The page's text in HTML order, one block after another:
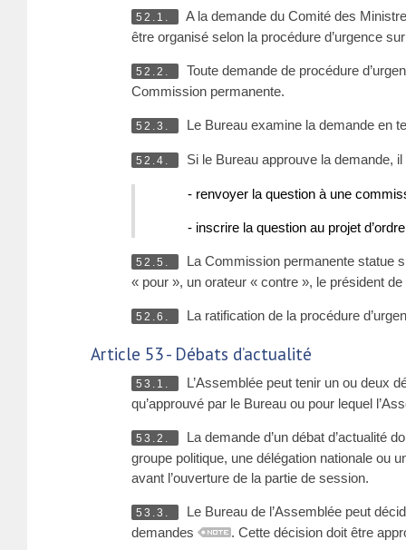
52.1.
A la demande du Comité des
être organisé selon la procédure d’urgence
52.2.
Toute demande de procédure
Commission permanente.
52.3. Le Bureau examine la demande en
52.4. Si le Bureau approuve la demande,
- renvoyer la question à une
- inscrire la question au projet
52.5.
La Commission permanente statue
« pour », un orateur « contre », le président
52.6. La ratification de la procédure
Article 53 - Débats d’actualité
53.1.
L’Assemblée peut tenir un ou deux
qu’approuvé par le Bureau ou pour lequel
53.2.
La demande d’un débat d’actualité
groupe politique, une délégation nationale ou
avant l’ouverture de la partie de session.
53.3.
Le Bureau de l’Assemblée peut
demandes
. Cette décision doit être